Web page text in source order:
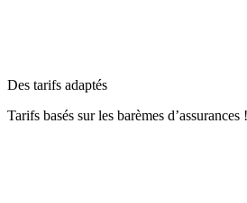
Des tarifs adaptés
Tarifs basés sur les barèmes d’assurances !